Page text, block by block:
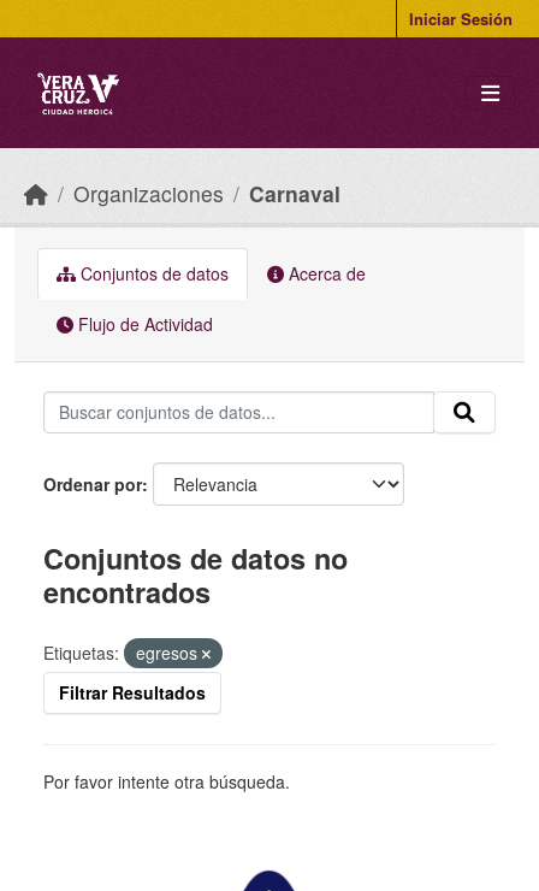
Iniciar Sesión
Organizaciones Carnaval
Conjuntos de datos Acerca de
Flujo de Actividad
Ordenar por
Conjuntos de datos no
encontrados
Etiquetas:
egresos
Filtrar Resultados
Por favor intente otra búsqueda.